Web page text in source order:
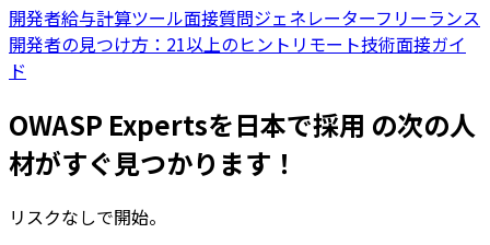
開発者給与計算ツール面接質問ジェネレーターフリーランス
開発者の見つけ方：21以上のヒント リモート技術面接ガイ
ド
OWASP Expertsを日本で採用 の次の人
材がすぐ見つかります！
リスクなしで開始。